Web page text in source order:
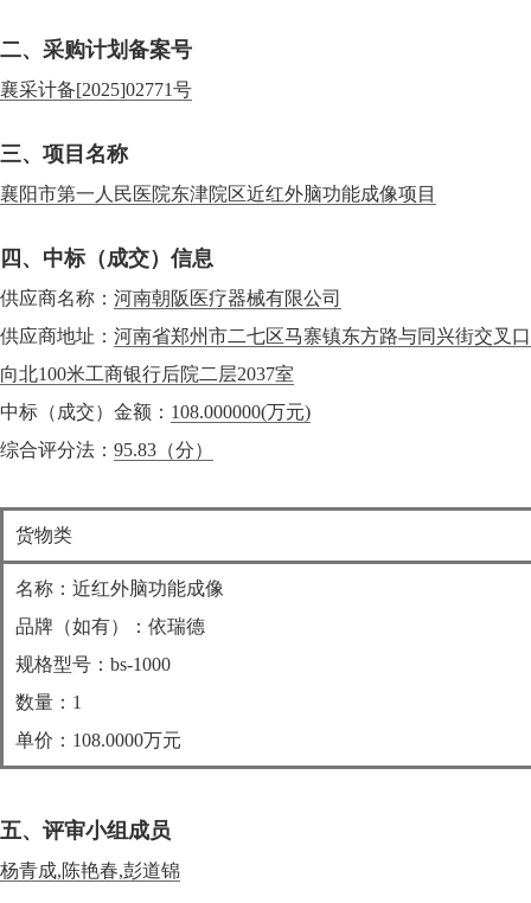
二、采购计划备案号
襄采计备[2025]02771号
三、项目名称
襄阳市第一人民医院东津院区近红外脑功能成像项目
四、中标（成交）信息
供应商名称： 河南朝阪医疗器械有限公司
供应商地址： 河南省郑州市二七区马寨镇东方路与同兴街交叉口
向北100米工商银行后院二层2037室
中标（成交）金额： 108.000000(万元)
综合评分法： 95.83（分）
货物类
名称：近红外脑功能成像
品牌（如有）：依瑞德
规格型号：bs-1000
数量：1
单价：108.0000万元
五、评审小组成员
杨青成,陈艳春,彭道锦